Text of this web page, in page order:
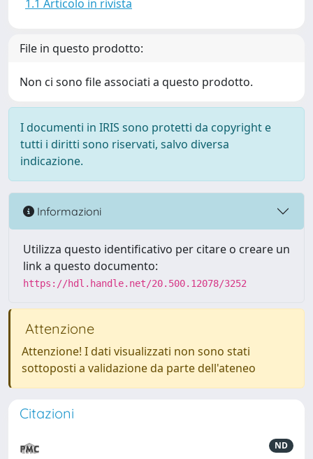
1.1 Articolo in rivista
File in questo prodotto:
Non ci sono file associati a questo prodotto.
I documenti in IRIS sono protetti da copyright e
tutti i diritti sono riservati, salvo diversa
indicazione.
Informazioni
Utilizza questo identificativo per citare o creare un
link a questo documento:
https://hdl.handle.net/20.500.12078/3252
Attenzione
Attenzione! I dati visualizzati non sono stati
sottoposti a validazione da parte dell'ateneo
Citazioni
ND